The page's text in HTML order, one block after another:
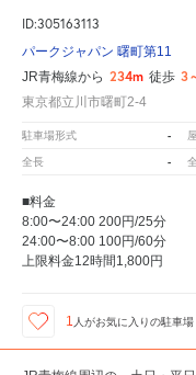
ID:305163113
パークジャパン 曙町第11
JR青梅線から 234m 徒歩 3
東京都立川市曙町2-4
駐車場形式 -
全長 -
■料金
8:00〜24:00 200円/25分
24:00〜8:00 100円/60分
上限料金12時間1,800円
1 人がお気に入りの駐車場